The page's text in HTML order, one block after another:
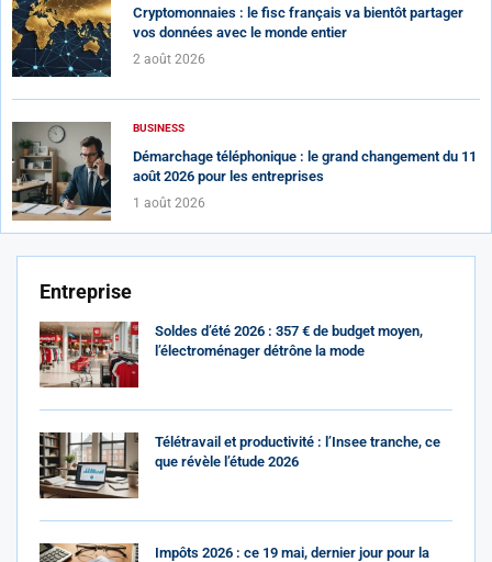
Entreprise
Soldes d’été 2026 : 357 € de budget moyen,
l’électroménager détrône la mode
Télétravail et productivité : l’Insee tranche, ce
que révèle l’étude 2026
Impôts 2026 : ce 19 mai, dernier jour pour la
Cryptomonnaies : le fisc français va bientôt partager
vos données avec le monde entier
2 août 2026
BUSINESS
Démarchage téléphonique : le grand changement du 11
août 2026 pour les entreprises
1 août 2026